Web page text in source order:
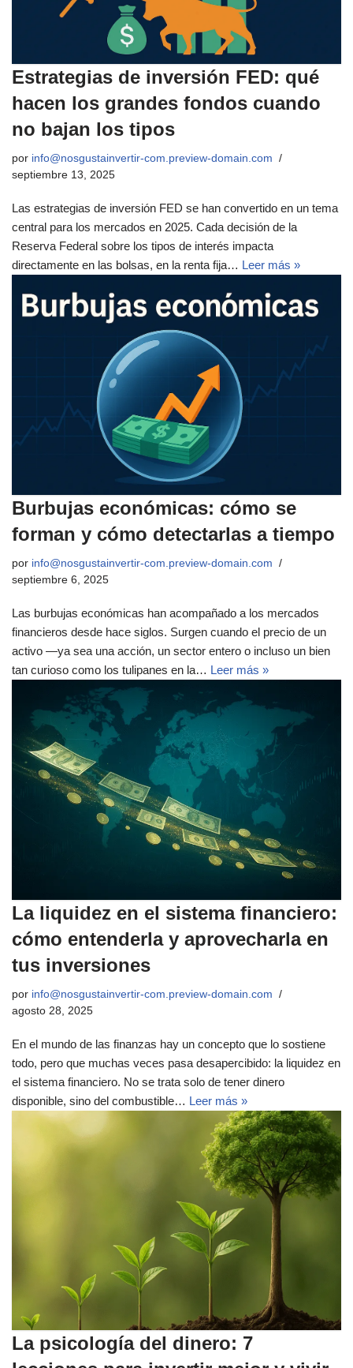
Estrategias de inversión FED: qué
hacen los grandes fondos cuando
no bajan los tipos
por info@nosgustainvertir-com.preview-domain.com
septiembre 13, 2025
Las estrategias de inversión FED se han convertido en un tema
central para los mercados en 2025. Cada decisión de la
Reserva Federal sobre los tipos de interés impacta
directamente en las bolsas, en la renta fija… Leer más »
Burbujas económicas: cómo se
forman y cómo detectarlas a tiempo
por info@nosgustainvertir-com.preview-domain.com
septiembre 6, 2025
Las burbujas económicas han acompañado a los mercados
financieros desde hace siglos. Surgen cuando el precio de un
activo —ya sea una acción, un sector entero o incluso un bien
tan curioso como los tulipanes en la… Leer más »
La liquidez en el sistema financiero:
cómo entenderla y aprovecharla en
tus inversiones
por info@nosgustainvertir-com.preview-domain.com
agosto 28, 2025
En el mundo de las finanzas hay un concepto que lo sostiene
todo, pero que muchas veces pasa desapercibido: la liquidez en
el sistema financiero. No se trata solo de tener dinero
disponible, sino del combustible… Leer más »
La psicología del dinero: 7